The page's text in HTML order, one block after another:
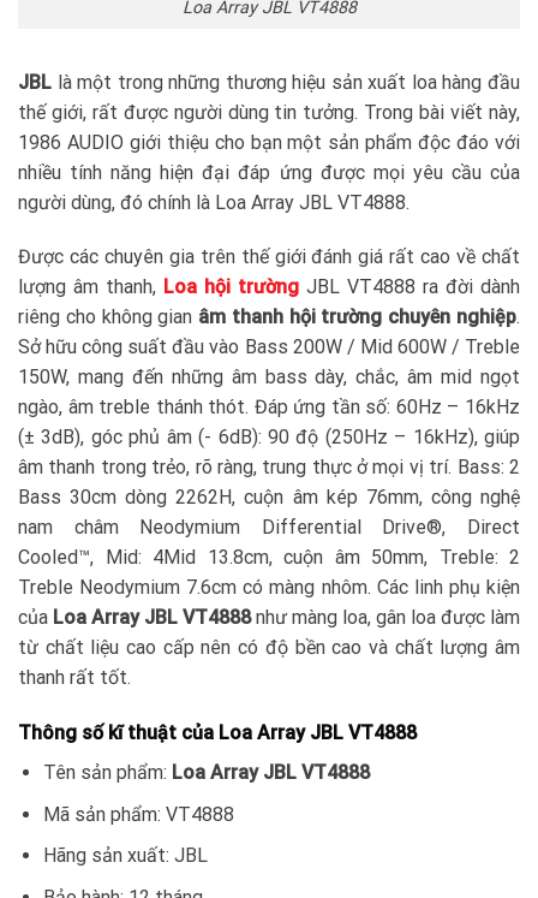
Loa Array JBL VT4888
JBL là một trong những thương hiệu sản xuất loa hàng đầu
thế giới, rất được người dùng tin tưởng. Trong bài viết này,
1986 AUDIO giới thiệu cho bạn một sản phẩm độc đáo với
nhiều tính năng hiện đại đáp ứng được mọi yêu cầu của
người dùng, đó chính là Loa Array JBL VT4888.
Được các chuyên gia trên thế giới đánh giá rất cao về chất
lượng âm thanh, Loa hội trường JBL VT4888 ra đời dành
riêng cho không gian âm thanh hội trường chuyên nghiệp.
Sở hữu công suất đầu vào Bass 200W / Mid 600W / Treble
150W, mang đến những âm bass dày, chắc, âm mid ngọt
ngào, âm treble thánh thót. Đáp ứng tần số: 60Hz – 16kHz
(± 3dB), góc phủ âm (- 6dB): 90 độ (250Hz – 16kHz), giúp
âm thanh trong trẻo, rõ ràng, trung thực ở mọi vị trí. Bass: 2
Bass 30cm dòng 2262H, cuộn âm kép 76mm, công nghệ
nam châm Neodymium Differential Drive®, Direct
Cooled™, Mid: 4Mid 13.8cm, cuộn âm 50mm, Treble: 2
Treble Neodymium 7.6cm có màng nhôm. Các linh phụ kiện
của Loa Array JBL VT4888như màng loa, gân loa được làm
từ chất liệu cao cấp nên có độ bền cao và chất lượng âm
thanh rất tốt.
Thông số kĩ thuật của Loa Array JBL VT4888
Tên sản phẩm: Loa Array JBL VT4888
Mã sản phẩm: VT4888
Hãng sản xuất: JBL